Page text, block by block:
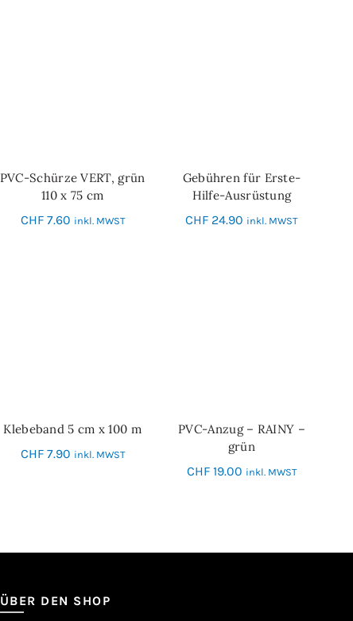
IN DEN WARENKORB
PVC-Schürze VERT, grün
110 x 75 cm
CHF7.60 inkl. MWST
IN DEN WARENKORB
Gebühren für Erste-
Hilfe-Ausrüstung
CHF 24.90 inkl. MWST
IN DEN WARENKORB
Klebeband 5 cm x 100 m
CHF7.90 inkl. MWST
IN DEN WARENKORB
PVC-Anzug – RAINY –
grün
CHF19.00 inkl. MWST
ÜBER DEN SHOP